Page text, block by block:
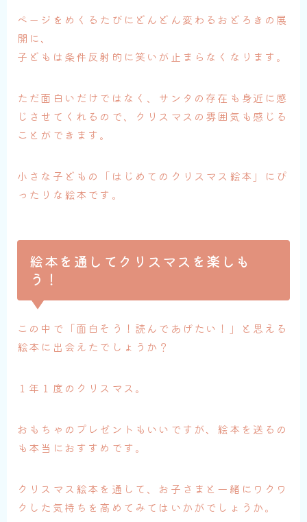
ページをめくるたびにどんどん変わるおどろきの展
開に、
子どもは条件反射的に笑いが止まらなくなります。
ただ面白いだけではなく、サンタの存在も身近に感
じさせてくれるので、クリスマスの雰囲気も感じる
ことができます。
小さな子どもの「はじめてのクリスマス絵本」にぴ
ったりな絵本です。
絵本を通してクリスマスを楽しも
う！
この中で「面白そう！読んであげたい！」と思える
絵本に出会えたでしょうか？
１年１度のクリスマス。
おもちゃのプレゼントもいいですが、絵本を送るの
も本当におすすめです。
クリスマス絵本を通して、お子さまと一緒にワクワ
クした気持ちを高めてみてはいかがでしょうか。